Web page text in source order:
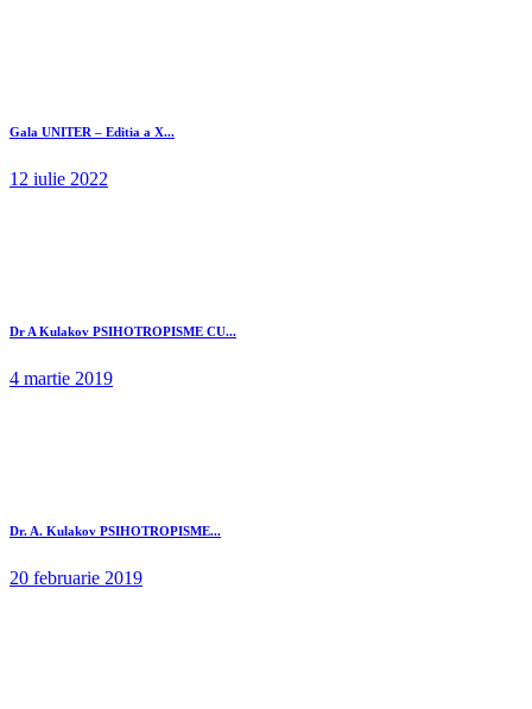
Gala UNITER – Editia a X...
12 iulie 2022
Dr A Kulakov PSIHOTROPISME CU...
4 martie 2019
Dr. A. Kulakov PSIHOTROPISME...
20 februarie 2019